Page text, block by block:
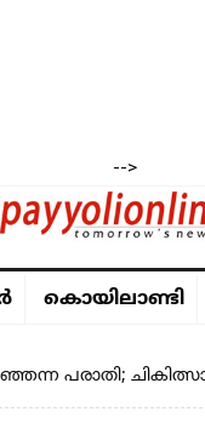
-->
കൊയിലാണ്ടി
പരാതി;